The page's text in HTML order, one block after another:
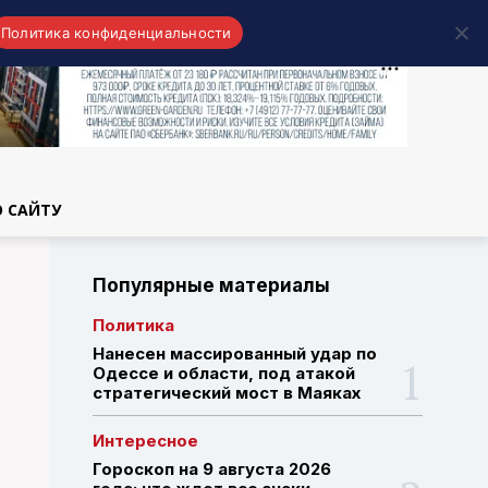
САЙТУ
Популярные материалы
Политика
Нанесен массированный удар по
Одессе и области, под атакой
стратегический мост в Маяках
Интересное
Гороскоп на 9 августа 2026
Политика конфиденциальности